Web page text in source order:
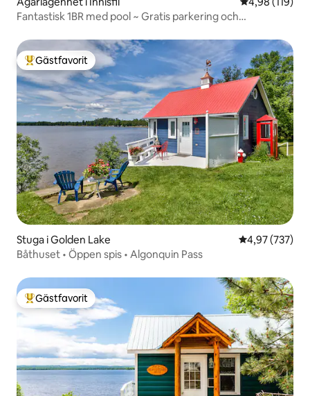
Fantastisk 1BR med pool ~ Gratis parkering och
Populär gästfavorit
Gästfavorit
Stuga i Golden Lake 4,97 av 5 i
4,97 (737)
Båthuset • Öppen spis • Algonquin Pass
Populär gästfavorit
Gästfavorit